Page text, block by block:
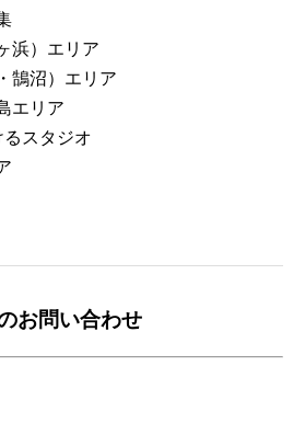
浜）エリア
鵠沼）エリア
エリア
スタジオ
お問い合わせ